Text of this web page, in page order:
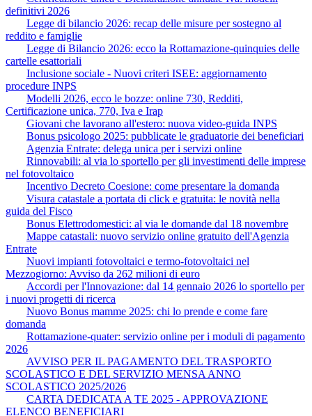
definitivi 2026
Legge di bilancio 2026: recap delle misure per sostegno al
reddito e famiglie
Legge di Bilancio 2026: ecco la Rottamazione-quinquies delle
cartelle esattoriali
Inclusione sociale - Nuovi criteri ISEE: aggiornamento
procedure INPS
Modelli 2026, ecco le bozze: online 730, Redditi,
Certificazione unica, 770, Iva e Irap
Giovani che lavorano all'estero: nuova video-guida INPS
Bonus psicologo 2025: pubblicate le graduatorie dei beneficiari
Agenzia Entrate: delega unica per i servizi online
Rinnovabili: al via lo sportello per gli investimenti delle imprese
nel fotovoltaico
Incentivo Decreto Coesione: come presentare la domanda
Visura catastale a portata di click e gratuita: le novità nella
guida del Fisco
Bonus Elettrodomestici: al via le domande dal 18 novembre
Mappe catastali: nuovo servizio online gratuito dell'Agenzia
Entrate
Nuovi impianti fotovoltaici e termo-fotovoltaici nel
Mezzogiorno: Avviso da 262 milioni di euro
Accordi per l'Innovazione: dal 14 gennaio 2026 lo sportello per
i nuovi progetti di ricerca
Nuovo Bonus mamme 2025: chi lo prende e come fare
domanda
Rottamazione-quater: servizio online per i moduli di pagamento
2026
AVVISO PER IL PAGAMENTO DEL TRASPORTO
SCOLASTICO E DEL SERVIZIO MENSA ANNO
SCOLASTICO 2025/2026
CARTA DEDICATA A TE 2025 - APPROVAZIONE
ELENCO BENEFICIARI